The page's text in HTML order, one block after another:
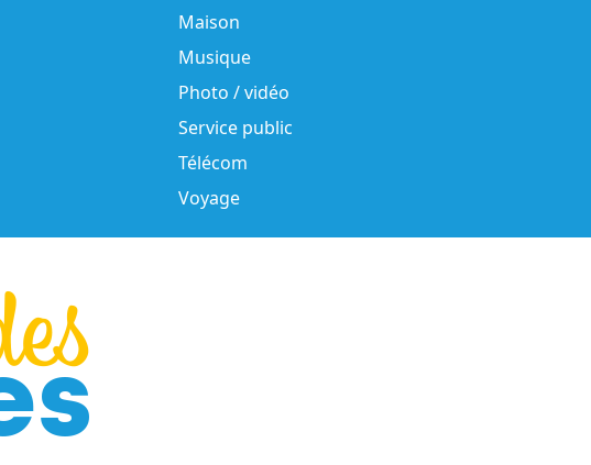
Maison
Musique
Photo / vidéo
Service public
Télécom
Voyage